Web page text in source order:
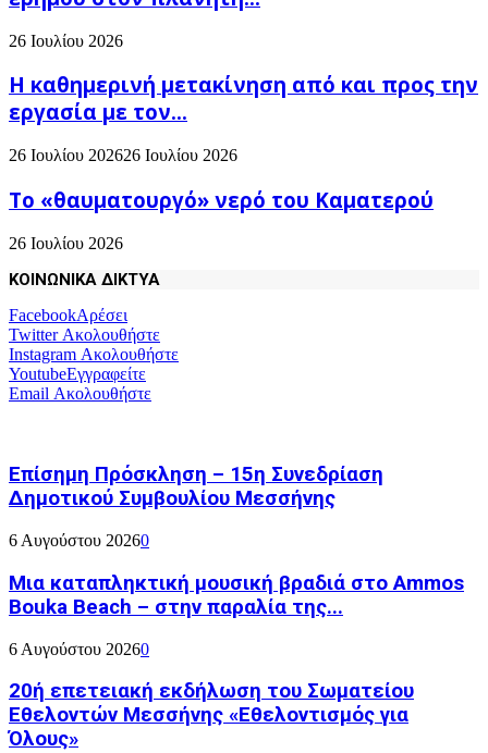
26 Ιουλίου 2026
H καθημερινή μετακίνηση από και προς την
εργασία με τον...
26 Ιουλίου 202626 Ιουλίου 2026
Το «θαυματουργό» νερό του Καματερού
26 Ιουλίου 2026
ΚΟΙΝΩΝΙΚΑ ΔΙΚΤΥΑ
FacebookΑρέσει
TwitterΑκολουθήστε
Instagram Ακολουθήστε
YoutubeΕγγραφείτε
Email Ακολουθήστε
Επίσημη Πρόσκληση – 15η Συνεδρίαση
Δημοτικού Συμβουλίου Μεσσήνης
6 Αυγούστου 20260
Μια καταπληκτική μουσική βραδιά στο Ammos
Bouka Beach – στην παραλία της...
6 Αυγούστου 20260
20ή επετειακή εκδήλωση του Σωματείου
Εθελοντών Μεσσήνης «Εθελοντισμός για
Όλους»